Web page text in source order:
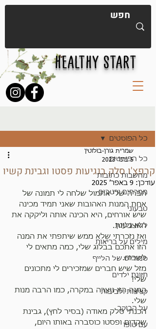
HEALTHY START
כל הפוסטים
מחשבות כתובות
ממרחים ורטבים
טבעוני
ללא גלוטן
מילים על בריאות
סמודי'ס של הלייף
תזונת ילדים
קציצות ולביבות
על הבוקר
עם טופו
כל הפוסטים
קרפצ'ו סלק בנגיעות פסטו וגבינת קשיו
שמרית גורן-בולוטין
5 בינו׳ 2023
עודכן: 9 באפר׳ 2025
חברה שלי אתמול שלחה לי תמונה של
אחת המנות האהובות שאני תמיד מכינה
שיש אורחים, היא הכינה אותה וליקקה את
האצבעות.
ואז נזכרתי שלא ממש שיתפתי את המנה
הזו אתכם בבלוג שלי, כמה מתאים לי
לשכוח.
מזל שיש חברים שמזכירים לי מתכונים
שלי!
המנה הזו נוצרה במקרה, כמו הרבה מנות
שלי.
הכנתי סלק מאודה (בסיר לחץ), גבינת
שקדים ופסטו כוסברה באותו היום,